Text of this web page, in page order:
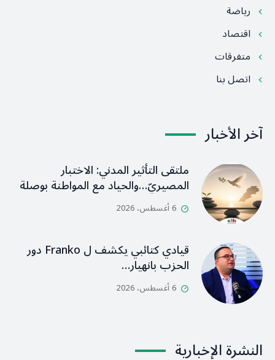
رياضة
اقتصاد
متفرقات
اتصل بنا
آخر الأخبار
ملتقى التأثير المدني: الاختبار
المصيريّ…والحياد مع المواطنة بوصلة
6 أغسطس، 2026
قيادي كتائبي يكشف ل Franko دور
الحزب بانهيار…
6 أغسطس، 2026
النشرة الإخبارية